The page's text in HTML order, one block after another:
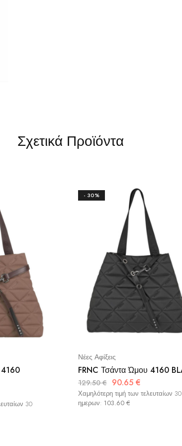
Σχετικά Προϊόντα
30
- 30%
Νέες Αφίξεις
FRNC Τσάντα Ώμου 4160
129.50€ 90.65 €
Χαμηλότερη τιμή των τελευταίων 30
ημερων: 103.60 €